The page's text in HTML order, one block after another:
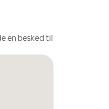
en besked til